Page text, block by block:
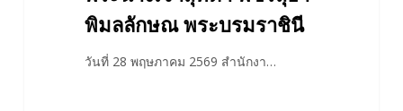
พิมลลักษณ พระบรมราชินี
วันที่ 28 พฤษภาคม 2569 สำนักงา…